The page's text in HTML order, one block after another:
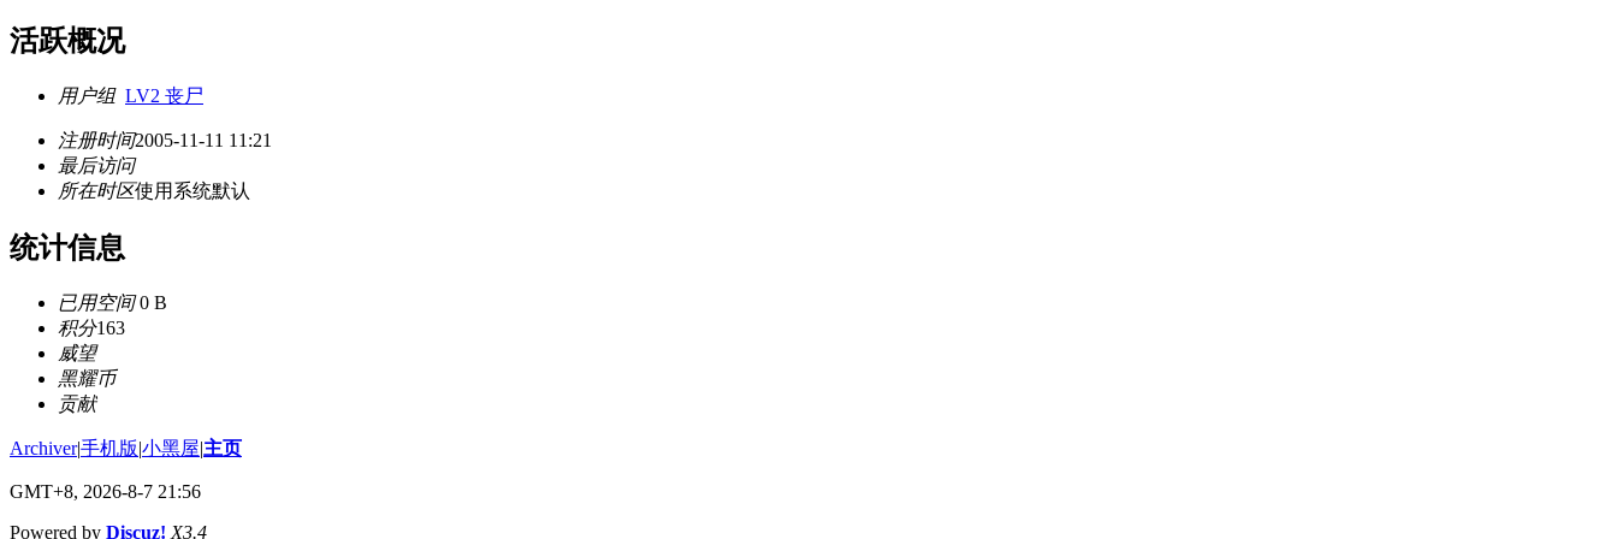
活跃概况
用户组 LV2 丧尸
注册时间2005-11-11 11:21
最后访问
所在时区使用系统默认
统计信息
已用空间0 B
积分163
威望
黑耀币
贡献
Archiver|手机版|小黑屋|主页
GMT+8, 2026-8-7 21:56
Powered by Discuz! X3.4